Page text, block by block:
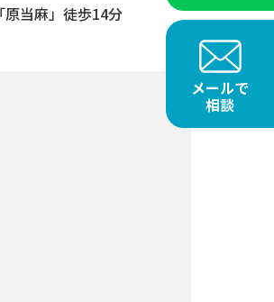
メールで
相談
原当麻」徒歩14分